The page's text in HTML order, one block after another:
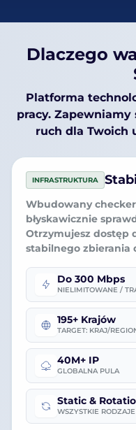
Dlaczego
Platforma
pracy. Zapewniamy
ruch dla Twoich
INFRASTRUKTURA
Wbudowany checker
błyskawicznie
Otrzymujesz dostęp
stabilnego zbierania
Do 300 Mbps
NIELIMITOWANE /
195+ Krajów
TARGET: KRAJ/
40M+ IP
GLOBALNA PULA
Static &
WSZYSTKIE